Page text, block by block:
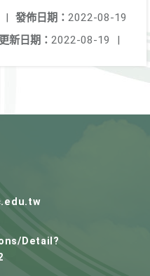
發佈日期： 2022-08-19
|
新日期： 2022-08-19 |
Detail?